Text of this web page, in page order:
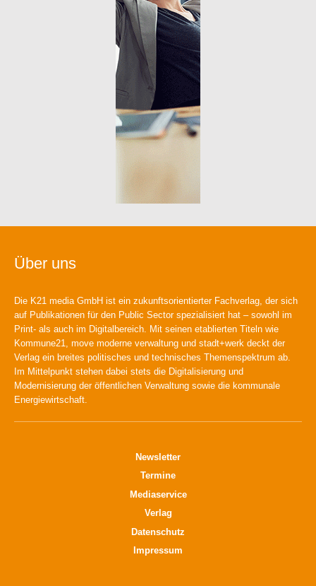
Über uns
Die K21 media GmbH ist ein zukunftsorientierter Fachverlag, der sich
auf Publikationen für den Public Sector spezialisiert hat – sowohl im
Print- als auch im Digitalbereich. Mit seinen etablierten Titeln wie
Kommune21, move moderne verwaltung und stadt+werk deckt der
Verlag ein breites politisches und technisches Themenspektrum ab.
Im Mittelpunkt stehen dabei stets die Digitalisierung und
Modernisierung der öffentlichen Verwaltung sowie die kommunale
Energiewirtschaft.
Newsletter
Termine
Mediaservice
Verlag
Datenschutz
Impressum